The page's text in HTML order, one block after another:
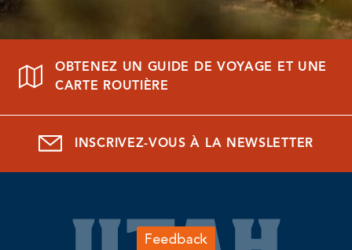
OBTENEZ UN GUIDE DE VOYAGE ET UNE
CARTE ROUTIÈRE
INSCRIVEZ-VOUS À LA NEWSLETTER